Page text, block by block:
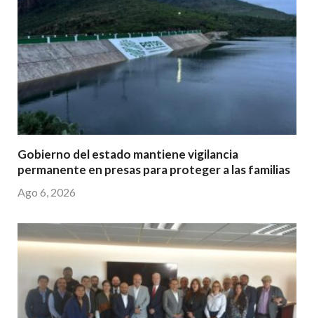
Gobierno del estado mantiene vigilancia
permanente en presas para proteger a las familias
Ago 6, 2026